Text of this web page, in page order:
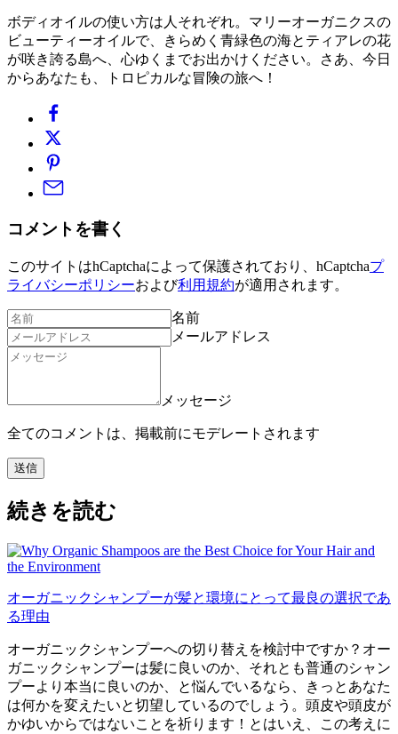
ボディオイルの使い方は人それぞれ。マリーオーガニクスの
ビューティーオイルで、きらめく青緑色の海とティアレの花
が咲き誇る島へ、心ゆくまでお出かけください。さあ、今日
からあなたも、トロピカルな冒険の旅へ！
コメントを書く
このサイトはhCaptchaによって保護されており、hCaptchaプ
ライバシーポリシーおよび利用規約が適用されます。
名前
メールアドレス
メッセージ
全てのコメントは、掲載前にモデレートされます
送信
続きを読む
オーガニックシャンプーが髪と環境にとって最良の選択であ
る理由
オーガニックシャンプーへの切り替えを検討中ですか？オー
ガニックシャンプーは髪に良いのか、それとも普通のシャン
プーより本当に良いのか、と悩んでいるなら、きっとあなた
は何かを変えたいと切望しているのでしょう。頭皮や頭皮が
かゆいからではないことを祈ります！とはいえ、この考えに